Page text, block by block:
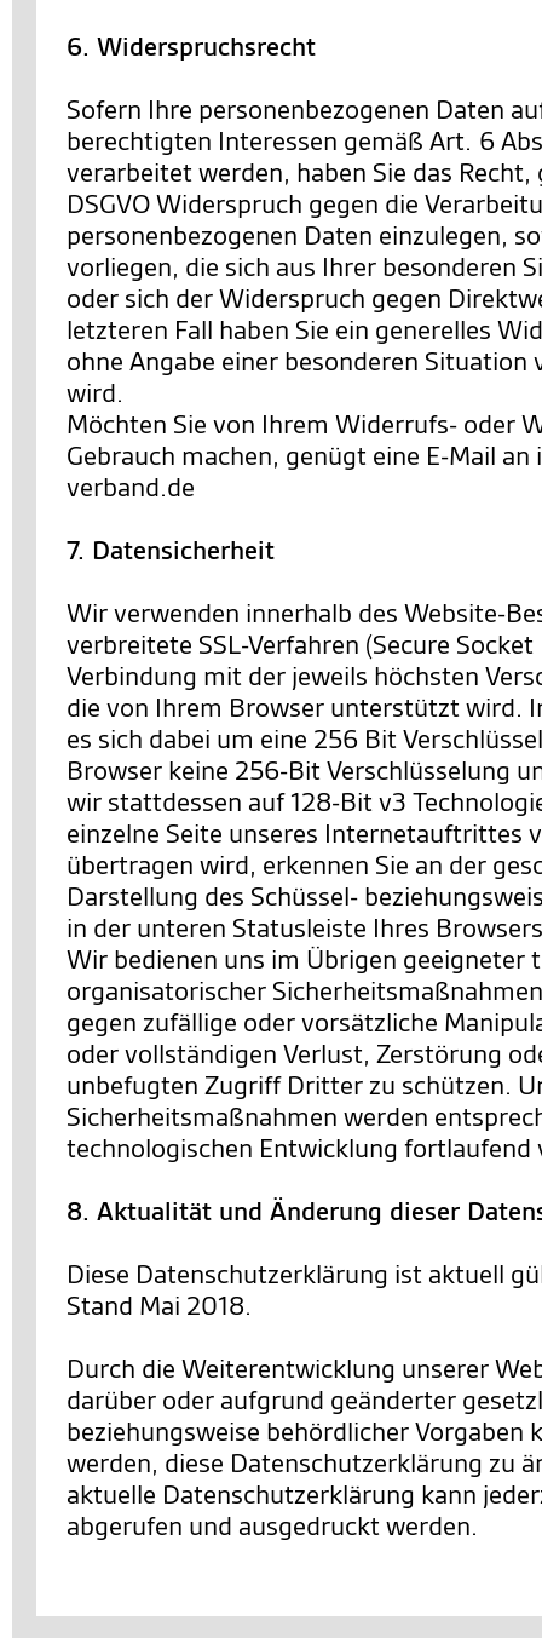
6. Widerspruchsrecht
Sofern Ihre personenbezogenen Daten
berechtigten Interessen gemäß Art. 6
verarbeitet werden, haben Sie das Recht,
DSGVO Widerspruch gegen die
personenbezogenen Daten einzulegen,
vorliegen, die sich aus Ihrer besonderen
oder sich der Widerspruch gegen
letzteren Fall haben Sie ein generelles
ohne Angabe einer besonderen Situation
wird.
Möchten Sie von Ihrem Widerrufs- oder
Gebrauch machen, genügt eine E-Mail an
verband.de
7. Datensicherheit
Wir verwenden innerhalb des Website-
verbreitete SSL-Verfahren (Secure Socket
Verbindung mit der jeweils höchsten
die von Ihrem Browser unterstützt wird.
es sich dabei um eine 256 Bit
Browser keine 256-Bit Verschlüsselung
wir stattdessen auf 128-Bit v3
einzelne Seite unseres Internetauftrittes
übertragen wird, erkennen Sie an der
Darstellung des Schüssel-
in der unteren Statusleiste Ihres
Wir bedienen uns im Übrigen geeigneter
organisatorischer
gegen zufällige oder vorsätzliche
oder vollständigen Verlust, Zerstörung
unbefugten Zugriff Dritter zu schützen.
Sicherheitsmaßnahmen werden
technologischen Entwicklung fortlaufend
8. Aktualität und Änderung dieser
Diese Datenschutzerklärung ist aktuell
Stand Mai 2018.
Durch die Weiterentwicklung unserer
darüber oder aufgrund geänderter
beziehungsweise behördlicher Vorgaben
werden, diese Datenschutzerklärung zu
aktuelle Datenschutzerklärung kann
abgerufen und ausgedruckt werden.